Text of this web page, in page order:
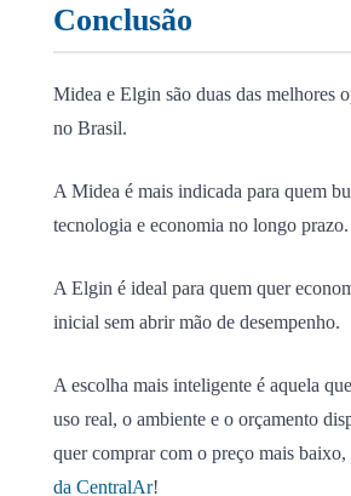
Conclusão
Midea e Elgin são duas das melhores
no Brasil.
A Midea é mais indicada para quem
tecnologia e economia no longo prazo.
A Elgin é ideal para quem quer
inicial sem abrir mão de desempenho.
A escolha mais inteligente é aquela
uso real, o ambiente e o orçamento
quer comprar com o preço mais baixo,
da CentralAr!